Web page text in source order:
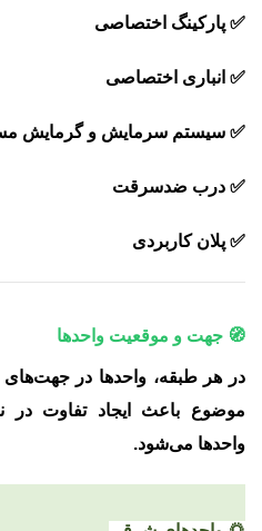
✅ پارکینگ اختصاصی
✅ انباری اختصاصی
✅ سیستم سرمایش و گرمایش
✅ درب ضدسرقت
✅ پلان کاربردی
🧭 جهت و موقعیت واحدها
در هر طبقه، واحدها در جهت‌های
موضوع باعث ایجاد تفاوت در
واحدها می‌شود.